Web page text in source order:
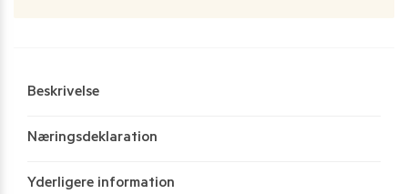
Beskrivelse
Næringsdeklaration
Yderligere information